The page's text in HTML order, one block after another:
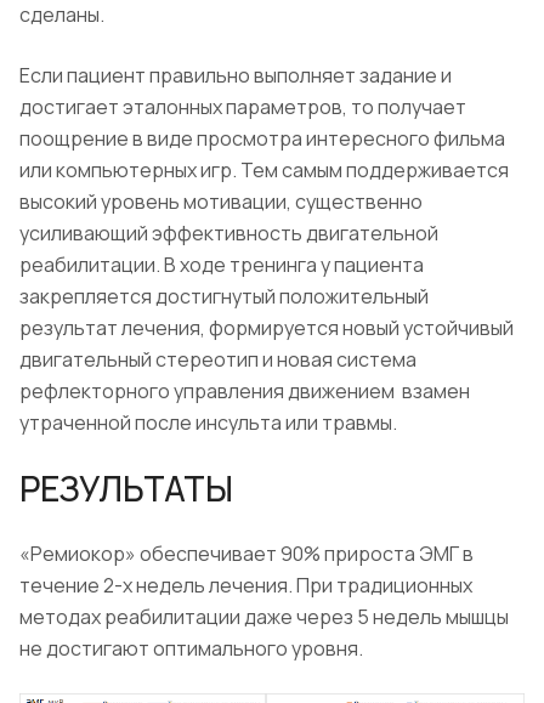
сделаны.
Если пациент правильно выполняет задание и
достигает эталонных параметров, то получает
поощрение в виде просмотра интересного фильма
или компьютерных игр. Тем самым поддерживается
высокий уровень мотивации, существенно
усиливающий эффективность двигательной
реабилитации. В ходе тренинга у пациента
закрепляется достигнутый положительный
результат лечения, формируется новый устойчивый
двигательный стереотип и новая система
рефлекторного управления движением взамен
утраченной после инсульта или травмы.
РЕЗУЛЬТАТЫ
«Ремиокор» обеспечивает 90% прироста ЭМГ в
течение 2-х недель лечения. При традиционных
методах реабилитации даже через 5 недель мышцы
не достигают оптимального уровня.